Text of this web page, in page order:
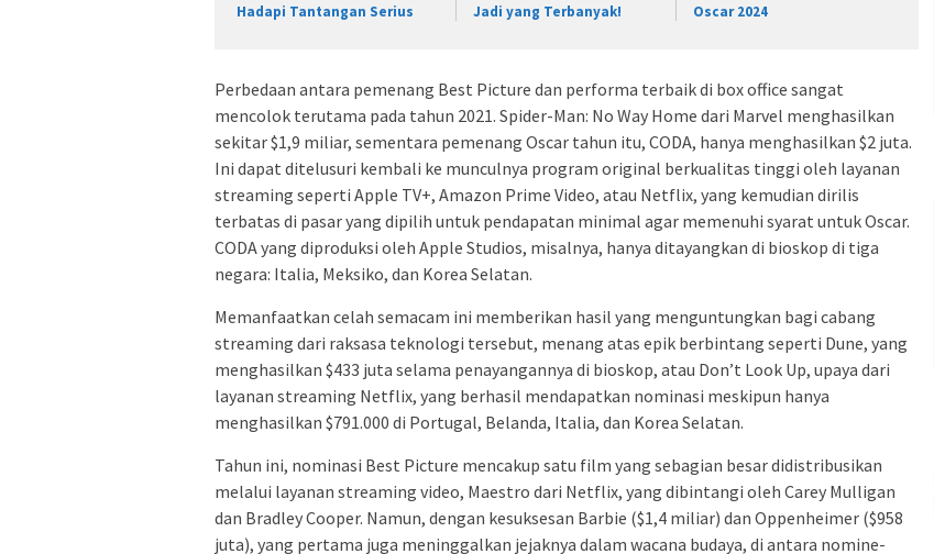
Hadapi Tantangan Serius
Jadi yang Terbanyak!
Oscar 2024
Perbedaan antara pemenang Best Picture dan performa terbaik di box office sangat
mencolok terutama pada tahun 2021. Spider-Man: No Way Home dari Marvel menghasilkan
sekitar $1,9 miliar, sementara pemenang Oscar tahun itu, CODA, hanya menghasilkan $2 juta.
Ini dapat ditelusuri kembali ke munculnya program original berkualitas tinggi oleh layanan
streaming seperti Apple TV+, Amazon Prime Video, atau Netflix, yang kemudian dirilis
terbatas di pasar yang dipilih untuk pendapatan minimal agar memenuhi syarat untuk Oscar.
CODA yang diproduksi oleh Apple Studios, misalnya, hanya ditayangkan di bioskop di tiga
negara: Italia, Meksiko, dan Korea Selatan.
Memanfaatkan celah semacam ini memberikan hasil yang menguntungkan bagi cabang
streaming dari raksasa teknologi tersebut, menang atas epik berbintang seperti Dune, yang
menghasilkan $433 juta selama penayangannya di bioskop, atau Don’t Look Up, upaya dari
layanan streaming Netflix, yang berhasil mendapatkan nominasi meskipun hanya
menghasilkan $791.000 di Portugal, Belanda, Italia, dan Korea Selatan.
Tahun ini, nominasi Best Picture mencakup satu film yang sebagian besar didistribusikan
melalui layanan streaming video, Maestro dari Netflix, yang dibintangi oleh Carey Mulligan
dan Bradley Cooper. Namun, dengan kesuksesan Barbie ($1,4 miliar) dan Oppenheimer ($958
juta), yang pertama juga meninggalkan jejaknya dalam wacana budaya, di antara nomine-